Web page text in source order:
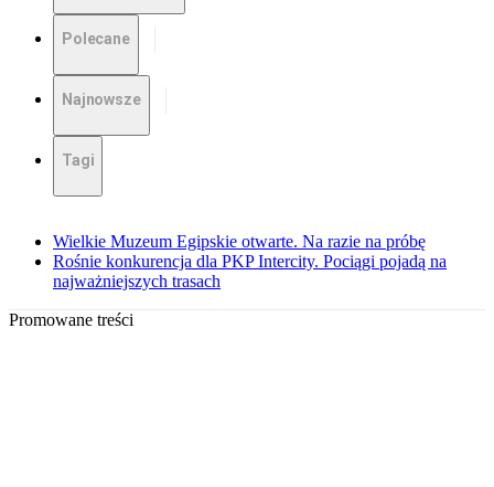
Polecane
Najnowsze
Tagi
Wielkie Muzeum Egipskie otwarte. Na razie na próbę
Rośnie konkurencja dla PKP Intercity. Pociągi pojadą na
najważniejszych trasach
Promowane treści